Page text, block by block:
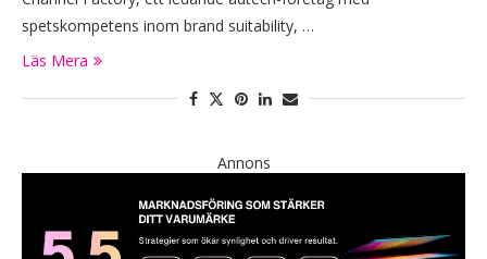
spetskompetens inom brand suitability, …
Läs Mera
Annons